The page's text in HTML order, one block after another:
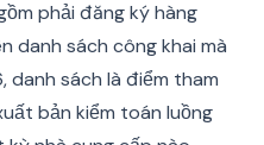
phải đăng ký hàng
danh sách công khai mà
danh sách là điểm tham
bản kiểm toán luồng